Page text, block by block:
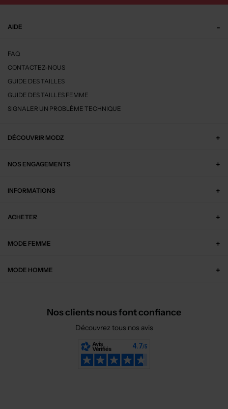
AIDE
FAQ
CONTACTEZ-NOUS
GUIDE DES TAILLES
GUIDE DES TAILLES FEMME
SIGNALER UN PROBLÈME TECHNIQUE
DÉCOUVRIR MODZ
NOS ENGAGEMENTS
INFORMATIONS
ACHETER
MODE FEMME
MODE HOMME
Nos clients nous font confiance
Découvrez tous nos avis